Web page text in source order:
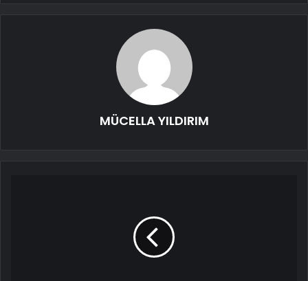
MÜCELLA YILDIRIM